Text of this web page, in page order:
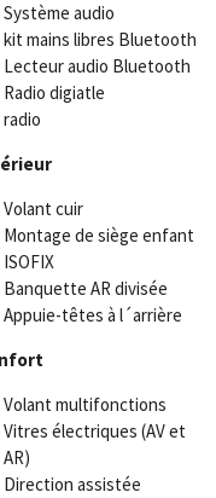
Système audio
kit mains libres Bluetooth
Lecteur audio Bluetooth
Radio digiatle
radio
Volant cuir
Montage de siège enfant
ISOFIX
Banquette AR divisée
Appuie-têtes à l´arrière
Volant multifonctions
Vitres électriques (AV et
AR)
Direction assistée